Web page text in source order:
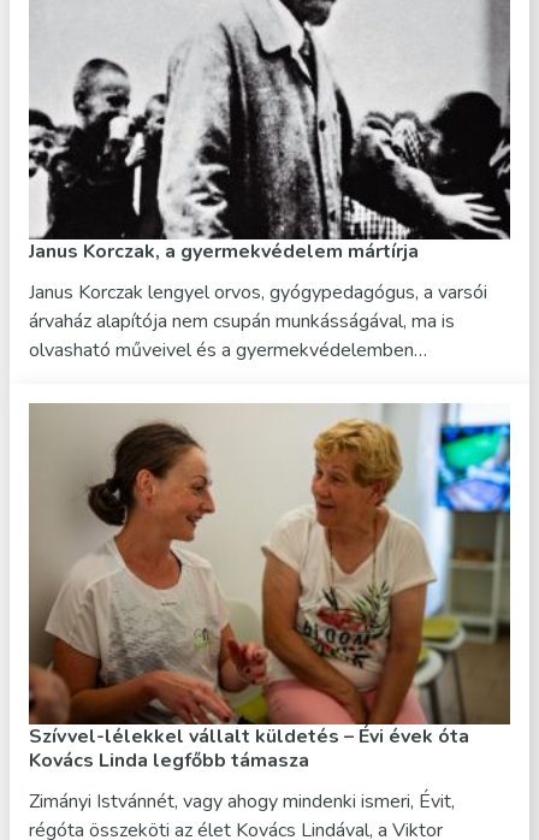
Janus Korczak, a gyermekvédelem mártírja
Janus Korczak lengyel orvos, gyógypedagógus, a varsói
árvaház alapítója nem csupán munkásságával, ma is
olvasható műveivel és a gyermekvédelemben…
Szívvel-lélekkel vállalt küldetés – Évi évek óta
Kovács Linda legfőbb támasza
Zimányi Istvánnét, vagy ahogy mindenki ismeri, Évit,
régóta összeköti az élet Kovács Lindával, a Viktor